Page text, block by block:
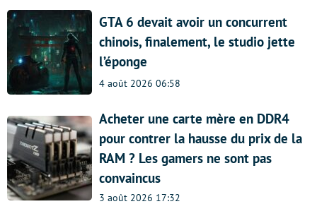
GTA 6 devait avoir un concurrent
chinois, finalement, le studio jette
l’éponge
4 août 2026 06:58
Acheter une carte mère en DDR4
pour contrer la hausse du prix de la
RAM ? Les gamers ne sont pas
convaincus
3 août 2026 17:32